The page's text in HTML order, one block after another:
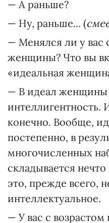
— А раньше?
— Ну, раньше... (
— Менялся ли у вас
женщины? Что вы
«идеальная
— В идеал женщины
интеллигентность.
конечно. Вообще,
постепенно, в
многочисленных
складывается
это, прежде всего,
интеллектуальное.
— У вас с возрастом